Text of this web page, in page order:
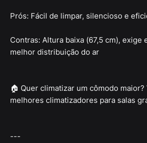
Prós: Fácil de limpar, silencioso e
Contras: Altura baixa (67,5 cm), exige
melhor distribuição do ar
🏠 Quer climatizar um cômodo maior?
melhores climatizadores para salas
---